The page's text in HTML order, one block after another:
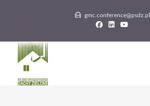
gmc.conference@psdz.pl